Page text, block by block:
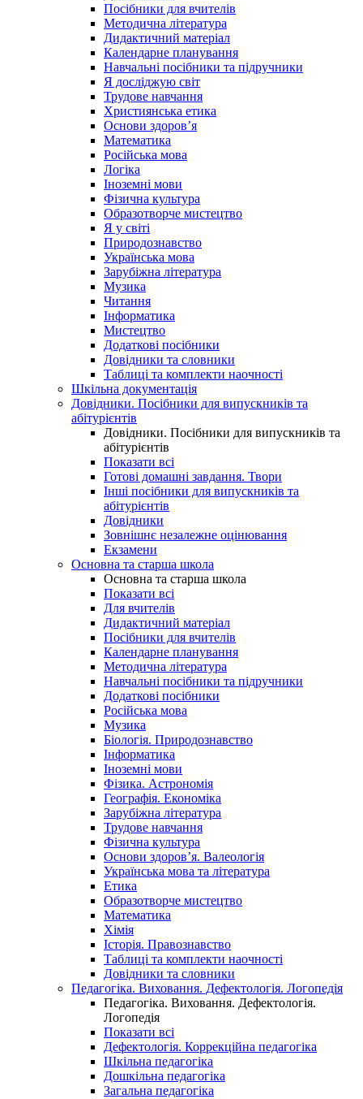
Посібники для вчителів
Методична література
Дидактичний матеріал
Календарне планування
Навчальні посібники та підручники
Я досліджую світ
Трудове навчання
Християнська етика
Основи здоров’я
Математика
Російська мова
Логіка
Іноземні мови
Фізична культура
Образотворче мистецтво
Я у світі
Природознавство
Українська мова
Зарубіжна література
Музика
Читання
Інформатика
Мистецтво
Додаткові посібники
Довідники та словники
Таблиці та комплекти наочності
Шкільна документація
Довідники. Посібники для випускників та
абітурієнтів
Довідники. Посібники для випускників та
абітурієнтів
Показати всі
Готові домашні завдання. Твори
Інші посібники для випускників та
абітурієнтів
Довідники
Зовнішнє незалежне оцінювання
Екзамени
Основна та старша школа
Основна та старша школа
Показати всі
Для вчителів
Дидактичний матеріал
Посібники для вчителів
Календарне планування
Методична література
Навчальні посібники та підручники
Додаткові посібники
Російська мова
Музика
Біологія. Природознавство
Інформатика
Іноземні мови
Фізика. Астрономія
Географія. Економіка
Зарубіжна література
Трудове навчання
Фізична культура
Основи здоров’я. Валеологія
Українська мова та література
Етика
Образотворче мистецтво
Математика
Хімія
Історія. Правознавство
Таблиці та комплекти наочності
Довідники та словники
Педагогіка. Виховання. Дефектологія. Логопедія
Педагогіка. Виховання. Дефектологія.
Логопедія
Показати всі
Дефектологія. Коррекційна педагогіка
Шкільна педагогіка
Дошкільна педагогіка
Загальна педагогіка